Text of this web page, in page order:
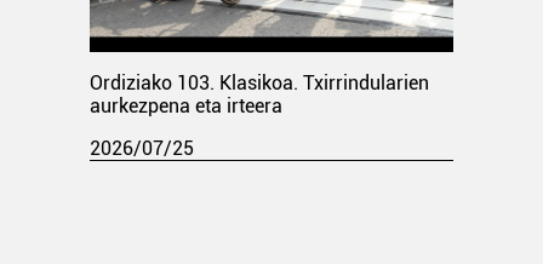
Ordiziako 103. Klasikoa. Txirrindularien
aurkezpena eta irteera
2026/07/25